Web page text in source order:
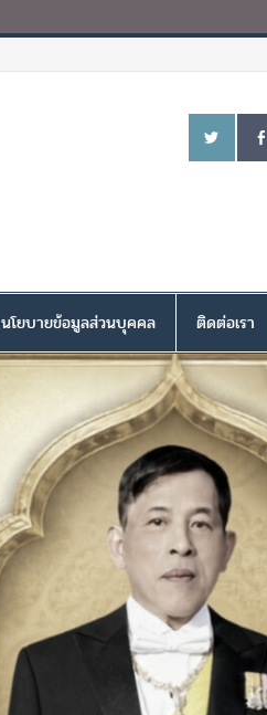
นโยบายข้อมูลส่วนบุคคล ติดต่อเรา